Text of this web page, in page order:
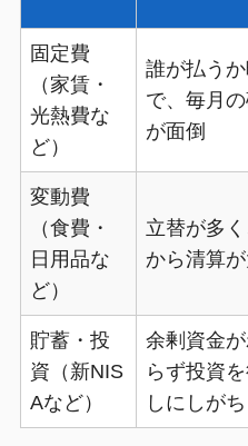
固定費
（家賃・
光熱費な
ど）
誰が払う
で、毎月
が面倒
変動費
（食費・
日用品な
ど）
立替が多
から清算
貯蓄・投
資（新NIS
Aなど）
余剰資金
らず投資
しにしがち